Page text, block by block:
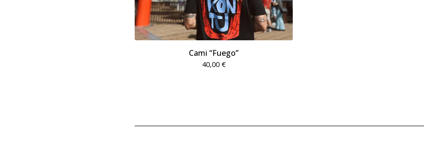
Cami “Fuego”
40,00 €